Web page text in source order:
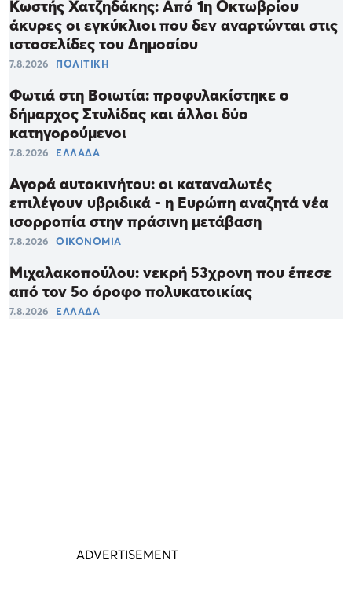
Κωστής Χατζηδάκης: Από 1η Οκτωβρίου
άκυρες οι εγκύκλιοι που δεν αναρτώνται στις
ιστοσελίδες του Δημοσίου
7.8.2026 ΠΟΛΙΤΙΚΗ
Φωτιά στη Βοιωτία: προφυλακίστηκε ο
δήμαρχος Στυλίδας και άλλοι δύο
κατηγορούμενοι
7.8.2026 ΕΛΛΑΔΑ
Αγορά αυτοκινήτου: οι καταναλωτές
επιλέγουν υβριδικά - η Ευρώπη αναζητά νέα
ισορροπία στην πράσινη μετάβαση
7.8.2026 ΟΙΚΟΝΟΜΙΑ
Μιχαλακοπούλου: νεκρή 53χρονη που έπεσε
από τον 5ο όροφο πολυκατοικίας
7.8.2026 ΕΛΛΑΔΑ